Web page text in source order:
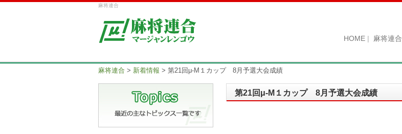
麻将連合
HOME 麻将連合
麻将連合 > 新着情報 > 第21回μ-M１カップ 8月予選大会成績
第21回μ-M１カップ 8月予選大会成績